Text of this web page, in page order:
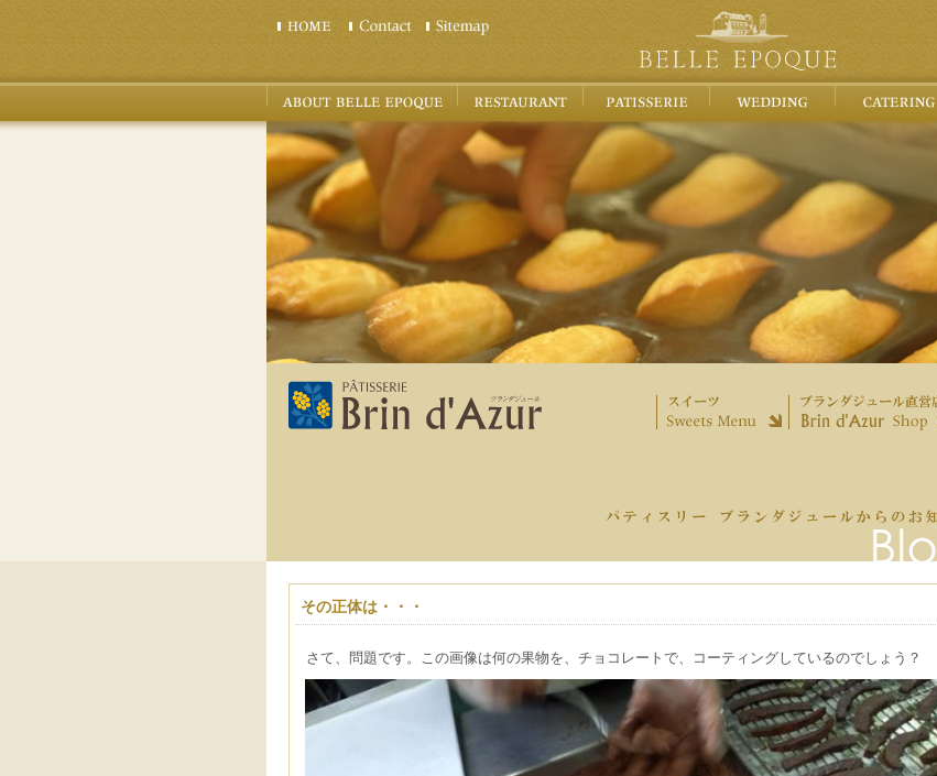
その正体は・・・
さて、問題です。この画像は何の果物を、チョコレートで、コーティングしているのでしょう？